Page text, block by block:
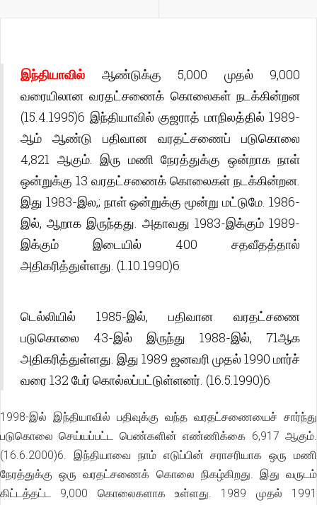
இந்தியாவில் ஆண்டுக்கு 5,000 முதல் 9,000
வரையிலான வரதட்சணைக் கொலைகள் நடக்கின்றன
(15.4.1995)6 இந்தியாவில் குஜராத் மாநிலத்தில் 1989-
ஆம் ஆண்டு பதிவான வரதட்சணைப் படுகொலை
4,821 ஆகும். இரு மணி நேரத்துக்கு ஒன்றாக நாள்
ஒன்றுக்கு 13 வரதட்சணைக் கொலைகள் நடக்கின்றன.
இது 1983-இல,; நாள் ஒன்றுக்கு மூன்று மட்டுமே. 1986-
இல், ஆறாக இருந்தது. அதாவது 1983-இக்கும் 1989-
இக்கும் இடையில் 400 சதவீதத்தால்
அதிகரித்துள்ளது. (1.10.1990)6
டெல்லியில் 1985-இல், பதிவான வரதட்சணை
படுகொலை 43-இல் இருந்து 1988-இல், 71ஆக
அதிகரித்துள்ளது. இது 1989 ஜனவரி முதல் 1990 மார்ச்
வரை 132 பேர் கொல்லப்பட்டுள்ளனர். (16.5.1990)6
1998-இல் இந்தியாவில் பதிவுக்கு வந்த வரதட்சணையைச் சார்ந்து
படுகொலை செய்யப்பட்ட பெண்களின் எண்ணிக்கை 6,917 ஆகும்.
(16.6.2000)6. இந்தியாவை நாம் எடுப்பின் சராசரியாக ஒரு மணி
நேரத்துக்கு ஒரு வரதட்சணைக் கொலை நிகழ்கிறது. இது வருடம்
கிட்டத்தட்ட 9,000 கொலைகளாக உள்ளது. 1989 முதல் 1991